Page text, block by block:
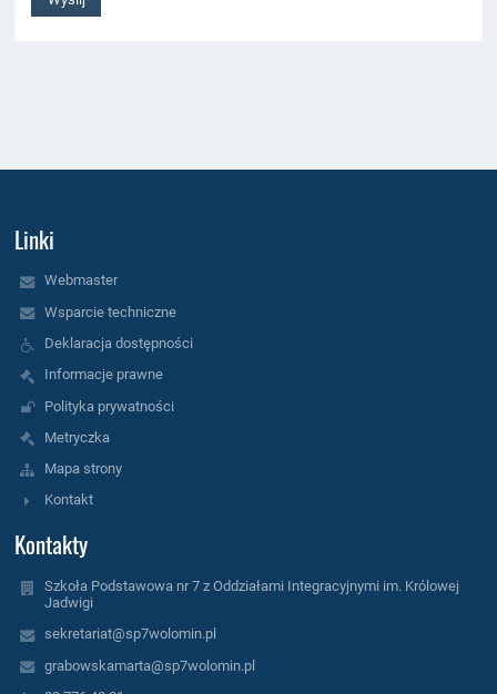
Linki
Webmaster
Wsparcie techniczne
Deklaracja dostępności
Informacje prawne
Polityka prywatności
Metryczka
Mapa strony
Kontakt
Kontakty
Szkoła Podstawowa nr 7 z Oddziałami Integracyjnymi im. Królowej
Jadwigi
sekretariat@sp7wolomin.pl
grabowskamarta@sp7wolomin.pl